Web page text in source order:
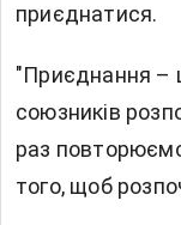
приєднатися.
"Приєднання –
союзників
раз
того, щоб